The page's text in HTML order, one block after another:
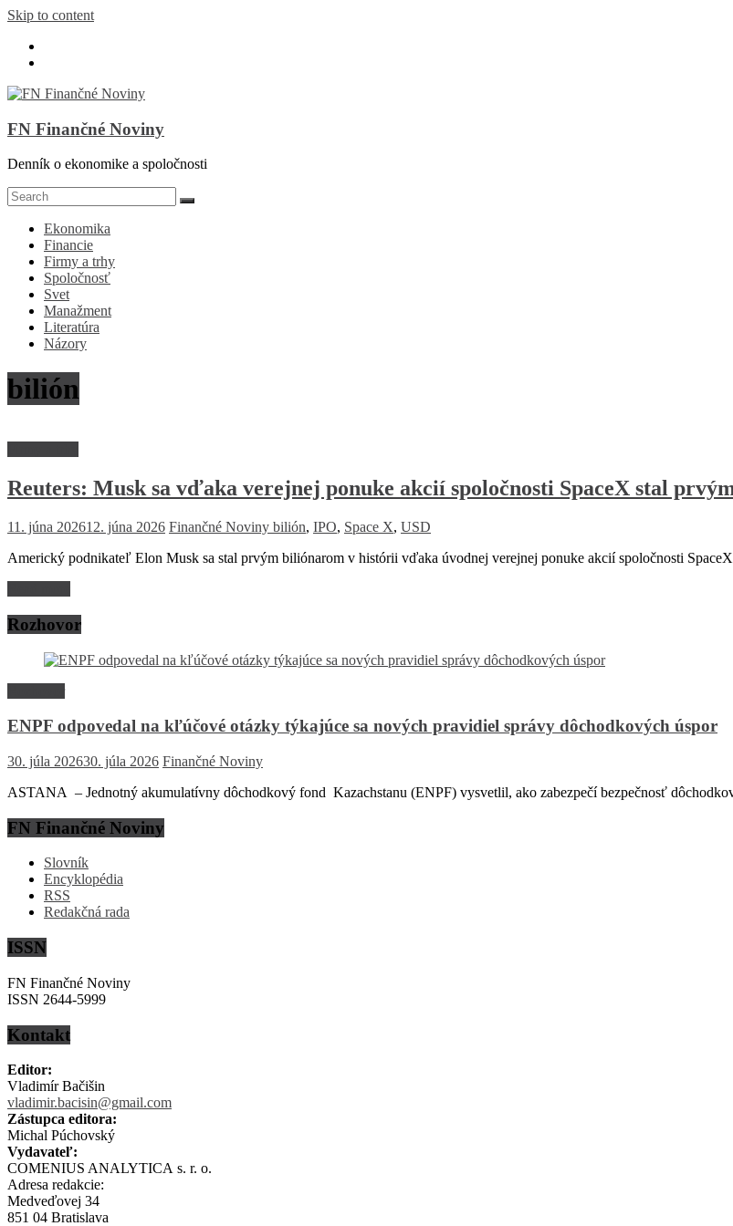
Skip to content
FN Finančné Noviny
Denník o ekonomike a spoločnosti
Ekonomika
Financie
Firmy a trhy
Spoločnosť
Svet
Manažment
Literatúra
Názory
bilión
Reuters: Musk sa vďaka verejnej ponuke akcií spoločnosti SpaceX stal
11. júna 202612. júna 2026 Finančné Noviny bilión, IPO, Space X, USD
Americký podnikateľ Elon Musk sa stal prvým biliónarom v histórii vďaka úvodnej verejnej ponuke akcií spoločnosti
Rozhovor
ENPF odpovedal na kľúčové otázky týkajúce sa nových pravidiel správy dôchodkových úspor
30. júla 202630. júla 2026 Finančné Noviny
ASTANA – Jednotný akumulatívny dôchodkový fond Kazachstanu (ENPF) vysvetlil, ako zabezpečí bezpečnosť
FN Finančné Noviny
Slovník
Encyklopédia
RSS
Redakčná rada
ISSN
FN Finančné Noviny
ISSN 2644-5999
Kontakt
Editor:
Vladimír Bačišin
vladimir.bacisin@gmail.com
Zástupca editora:
Michal Púchovský
Vydavateľ:
COMENIUS ANALYTICA s. r. o.
Adresa redakcie:
Medveďovej 34
851 04 Bratislava